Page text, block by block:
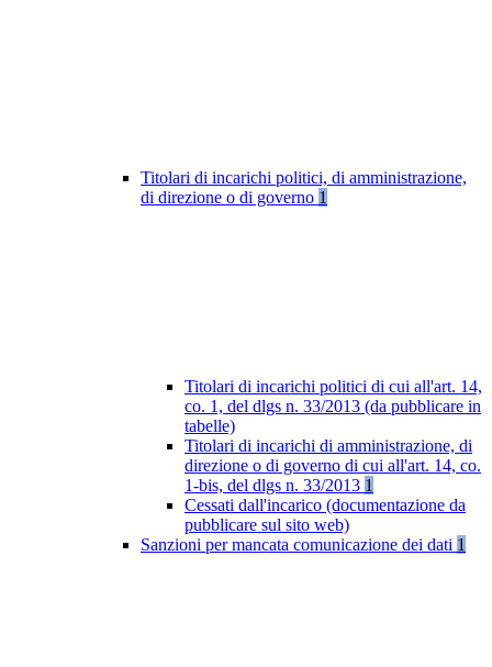
Titolari di incarichi politici, di amministrazione,
di direzione o di governo 1
Titolari di incarichi politici di cui all'art. 14,
co. 1, del dlgs n. 33/2013 (da pubblicare in
tabelle)
Titolari di incarichi di amministrazione, di
direzione o di governo di cui all'art. 14, co.
1-bis, del dlgs n. 33/2013 1
Cessati dall'incarico (documentazione da
pubblicare sul sito web)
Sanzioni per mancata comunicazione dei dati 1